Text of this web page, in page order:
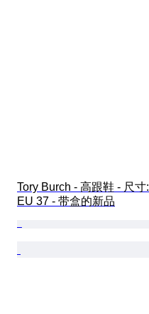
Tory Burch - 高跟鞋 - 尺寸:
EU 37 - 带盒的新品